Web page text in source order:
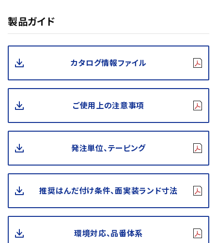
製品ガイド
カタログ情報ファイル
ご使用上の注意事項
発注単位、テーピング
推奨はんだ付け条件、面実装ランド寸法
環境対応、品番体系